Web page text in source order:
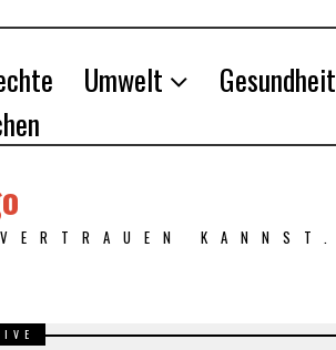
Umwelt
Gesundheit
KANNST.